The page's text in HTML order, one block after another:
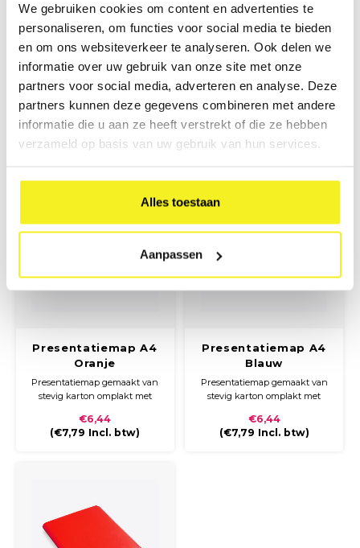
We gebruiken cookies om content en advertenties te
personaliseren, om functies voor social media te bieden
en om ons websiteverkeer te analyseren. Ook delen we
informatie over uw gebruik van onze site met onze
partners voor social media, adverteren en analyse. Deze
partners kunnen deze gegevens combineren met andere
informatie die u aan ze heeft verstrekt of die ze hebben
verzameld op basis van uw gebruik van hun services.
Alles toestaan
Aanpassen
Presentatiemap A4
Groen
Presentatiemap gemaakt van
stevig karton omplakt met
glossy laminaat. De map heeft
een ronde rug en sluit met
€6,44
(€7,79Incl. btw)
Presentatiemap A4
Magenta
Presentatiemap gemaakt van
stevig karton omplakt met
glossy laminaat. De map heeft
een ronde rug en sluit met
€6,44
( €7,79 Incl. btw)
Presentatiemap A4
Oranje
Presentatiemap gemaakt van
stevig karton omplakt met
glossy laminaat. De map heeft
een ronde rug en sluit met
€6,44
(€7,79 Incl. btw)
Presentatiemap A4
Blauw
Presentatiemap gemaakt van
stevig karton omplakt met
glossy laminaat. De map heeft
een ronde rug en sluit met
€6,44
(€7,79 Incl. btw)